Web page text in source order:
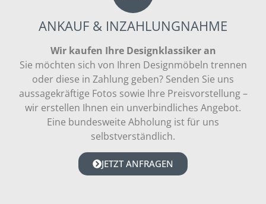
ANKAUF & INZAHLUNGNAHME
Wir kaufen Ihre Designklassiker an
Sie möchten sich von Ihren Designmöbeln trennen
oder diese in Zahlung geben? Senden Sie uns
aussagekräftige Fotos sowie Ihre Preisvorstellung –
wir erstellen Ihnen ein unverbindliches Angebot.
Eine bundesweite Abholung ist für uns
selbstverständlich.
JETZT ANFRAGEN